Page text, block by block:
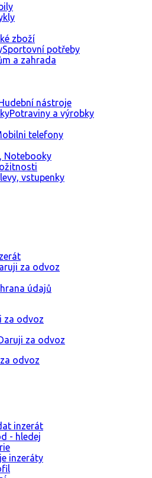
zboží
Sportovní potřeby
a zahrada
nástroje
Potraviny a výrobky
telefony
Notebooky
vstupenky
za odvoz
údajů
inzerát
- hledej
inzeráty